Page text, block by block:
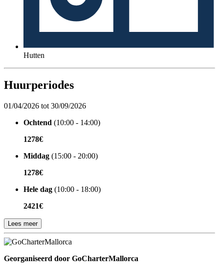
Hutten
Huurperiodes
01/04/2026 tot 30/09/2026
Ochtend (10:00 - 14:00)
1278€
Middag (15:00 - 20:00)
1278€
Hele dag (10:00 - 18:00)
2421€
Lees meer
Georganiseerd door
Georganiseerd door GoCharterMallorca